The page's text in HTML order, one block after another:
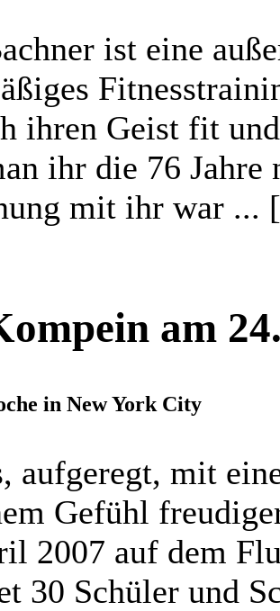
ist eine
ihren Geist fit
ihr die 76
mit ihr war ... [
am
in New York City
aufgeregt, mit
Gefühl
2007 auf dem
30 Schüler und